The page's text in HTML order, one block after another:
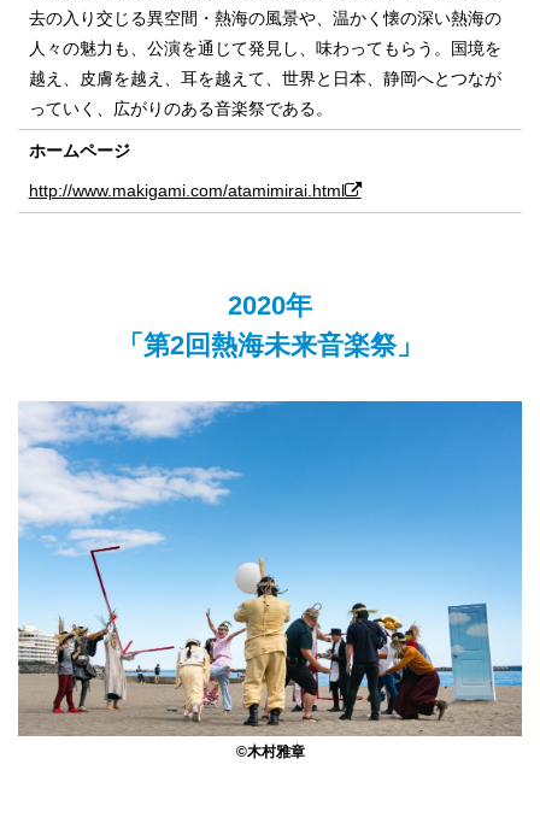
去の入り交じる異空間・熱海の風景や、温かく懐の深い熱海の
人々の魅力も、公演を通じて発見し、味わってもらう。国境を
越え、皮膚を越え、耳を越えて、世界と日本、静岡へとつなが
っていく、広がりのある音楽祭である。
ホームページ
http://www.makigami.com/atamimirai.html
2020年
「第2回熱海未来音楽祭」
©木村雅章